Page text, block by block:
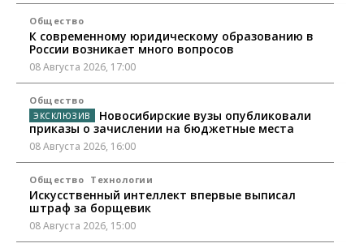
Общество
К современному юридическому образованию в
России возникает много вопросов
08 Августа 2026, 17:00
Общество
Новосибирские вузы опубликовали
приказы о зачислении на бюджетные места
08 Августа 2026, 16:00
Общество Технологии
Искусственный интеллект впервые выписал
штраф за борщевик
08 Августа 2026, 15:00